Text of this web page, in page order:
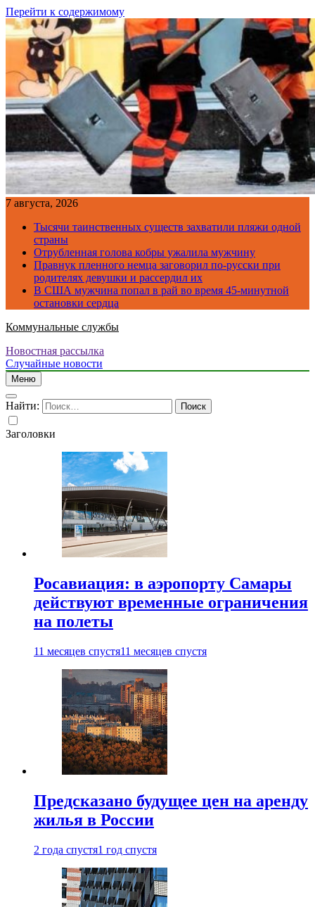
Перейти к содержимому
7 августа, 2026
Тысячи таинственных существ захватили пляжи одной
страны
Отрубленная голова кобры ужалила мужчину
Правнук пленного немца заговорил по-русски при
родителях девушки и рассердил их
В США мужчина попал в рай во время 45-минутной
остановки сердца
Коммунальные службы
Новостная рассылка
Случайные новости
Меню
Найти:
Заголовки
Росавиация: в аэропорту Самары
действуют временные ограничения
на полеты
11 месяцев спустя11 месяцев спустя
Предсказано будущее цен на аренду
жилья в России
2 года спустя1 год спустя